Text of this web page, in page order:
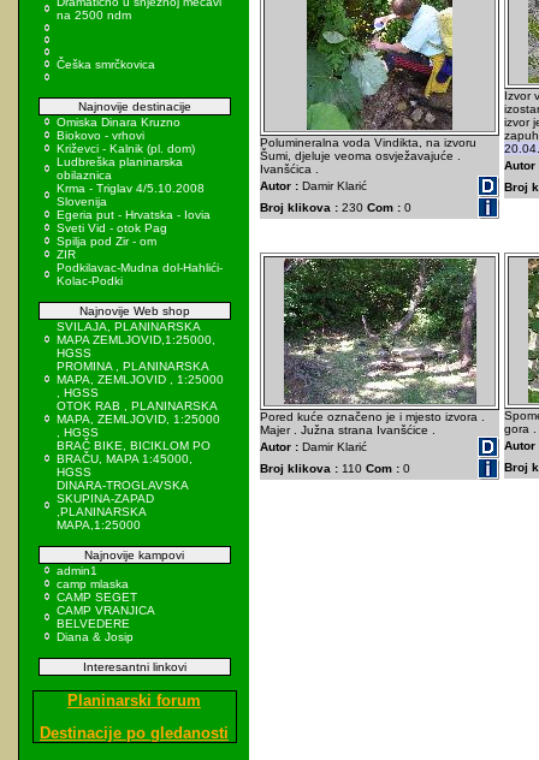
na 2500 ndm
Češka smrčkovica
Najnovije destinacije
Omiska Dinara Kruzno
Biokovo - vrhovi
Križevci - Kalnik (pl. dom)
Ludbreška planinarska
obilaznica
Krma - Triglav 4/5.10.2008
Slovenija
Egeria put - Hrvatska - Iovia
Sveti Vid - otok Pag
Spilja pod Zir - om
ZIR
Podkilavac-Mudna dol-Hahlići-
Kolac-Podki
Najnovije Web shop
SVILAJA, PLANINARSKA
MAPA ZEMLJOVID,1:25000,
HGSS
PROMINA , PLANINARSKA
MAPA, ZEMLJOVID , 1:25000
, HGSS
OTOK RAB , PLANINARSKA
MAPA, ZEMLJOVID, 1:25000
, HGSS
BRAČ BIKE, BICIKLOM PO
BRAČU, MAPA 1:45000,
HGSS
DINARA-TROGLAVSKA
SKUPINA-ZAPAD
,PLANINARSKA
MAPA,1:25000
Najnovije kampovi
admin1
camp mlaska
CAMP SEGET
CAMP VRANJICA
BELVEDERE
Diana & Josip
Interesantni linkovi
Planinarski forum
Destinacije po gledanosti
Polumineralna voda Vindikta, na izvoru
Šumi, djeluje veoma osvježavajuće .
Ivanšćica .
Autor : Damir Klarić
Broj klikova : 230 Com : 0
Izvor
izvor
Autor
Broj
Pored kuće označeno je i mjesto izvora .
Majer . Južna strana Ivanšćice .
Autor : Damir Klarić
Broj klikova : 110 Com : 0
gora .
Autor
Broj